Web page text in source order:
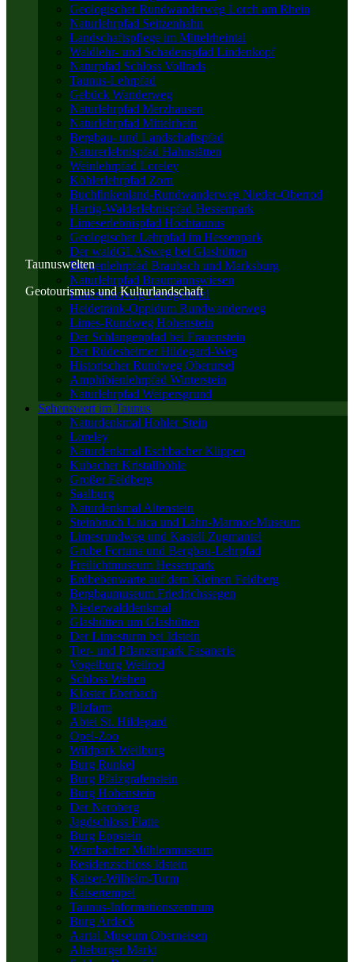
Geologischer Rundwanderweg Lorch am Rhein
Naturlehrpfad Seitzenhahn
Landschaftspflege im Mittelrheintal
Waldlehr- und Schadenspfad Lindenkopf
Naturpfad Schloss Vollrads
Taunus-Lehrpfad
Gebück Wanderweg
Naturlehrpfad Merzhausen
Naturlehrpfad Mittelrhein
Bergbau- und Landschaftspfad
Naturerlebnispfad Hahnstätten
Weinlehrpfad Loreley
Köhlerlehrpfad Zorn
Buchfinkenland-Rundwanderweg Nieder-Oberrod
Hartig-Walderlebnispfad Hessenpark
Limeserlebnispfad Hochtaunus
Geologischer Lehrpfad im Hessenpark
Der waldGLASweg bei Glashütten
Burgenlehrpfad Braubach und Marksburg
Naturlehrpfad Braumannswiesen
Limesrundweg Georgenthal
Heidetränk-Oppidum Rundwanderweg
Limes-Rundweg Hohenstein
Der Schlangenpfad bei Frauenstein
Der Rüdesheimer Hildegard-Weg
Historischer Rundweg Oberursel
Amphibienlehrpfad Winterstein
Naturlehrpfad Weipersgrund
Sehenswert im Taunus
Naturdenkmal Hohler Stein
Loreley
Naturdenkmal Eschbacher Klippen
Kubacher Kristallhöhle
Großer Feldberg
Saalburg
Naturdenkmal Altenstein
Steinbruch Unica und Lahn-Marmor-Museum
Limesrundweg und Kastell Zugmantel
Grube Fortuna und Bergbau-Lehrpfad
Freilichtmuseum Hessenpark
Erdbebenwarte auf dem Kleinen Feldberg
Bergbaumuseum Friedrichssegen
Niederwalddenkmal
Glashütten um Glashütten
Der Limesturm bei Idstein
Tier- und Pflanzenpark Fasanerie
Vogelburg Weilrod
Schloss Wehen
Kloster Eberbach
Pilzfarm
Abtei St. Hildegard
Opel-Zoo
Wildpark Weilburg
Burg Runkel
Burg Pfalzgrafenstein
Burg Hohenstein
Der Neroberg
Jagdschloss Platte
Burg Eppstein
Wambacher Mühlenmuseum
Residenzschloss Idstein
Kaiser-Wilhelm-Turm
Kaisertempel
Taunus-Informationszentrum
Burg Ardeck
Aartal Museum Oberneisen
Alteburger Markt
Taunuswelten
Geotourismus und Kulturlandschaft